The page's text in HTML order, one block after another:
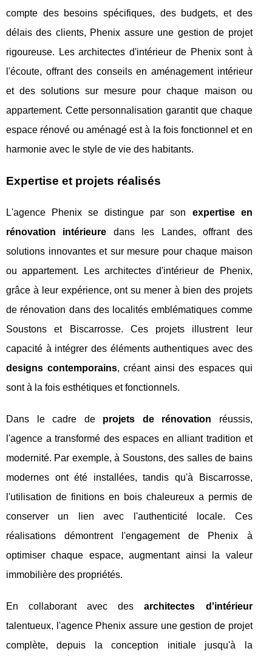
compte des besoins spécifiques, des budgets, et des
délais des clients, Phenix assure une gestion de projet
rigoureuse. Les architectes d'intérieur de Phenix sont à
l'écoute, offrant des conseils en aménagement intérieur
et des solutions sur mesure pour chaque maison ou
appartement. Cette personnalisation garantit que chaque
espace rénové ou aménagé est à la fois fonctionnel et en
harmonie avec le style de vie des habitants.
Expertise et projets réalisés
L'agence Phenix se distingue par son expertise en
rénovation intérieure dans les Landes, offrant des
solutions innovantes et sur mesure pour chaque maison
ou appartement. Les architectes d'intérieur de Phenix,
grâce à leur expérience, ont su mener à bien des projets
de rénovation dans des localités emblématiques comme
Soustons et Biscarrosse. Ces projets illustrent leur
capacité à intégrer des éléments authentiques avec des
designs contemporains, créant ainsi des espaces qui
sont à la fois esthétiques et fonctionnels.
Dans le cadre de projets de rénovation réussis,
l'agence a transformé des espaces en alliant tradition et
modernité. Par exemple, à Soustons, des salles de bains
modernes ont été installées, tandis qu'à Biscarrosse,
l'utilisation de finitions en bois chaleureux a permis de
conserver un lien avec l'authenticité locale. Ces
réalisations démontrent l'engagement de Phenix à
optimiser chaque espace, augmentant ainsi la valeur
immobilière des propriétés.
En collaborant avec desarchitectes d'intérieur
talentueux, l'agence Phenix assure une gestion de projet
complète, depuis la conception initiale jusqu'à la